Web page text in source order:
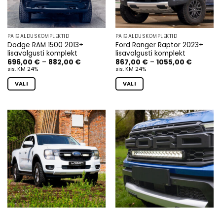
PAIGALDUSKOMPLEKTID
Dodge RAM 1500 2013+
lisavalgusti komplekt
696,00 € – 882,00 €Hinnavahemik:
sis. KM 24%
VALI
on
mitu
varianti.
Valikuid
saab
teha
tootelehel.
PAIGALDUSKOMPLEKTID
Ford Ranger Raptor 2023+
lisavalgusti komplekt
867,00 € – 1055,00 €
sis. KM 24%
VALI
on
mitu
varianti.
Valikuid
saab
teha
tootelehel.